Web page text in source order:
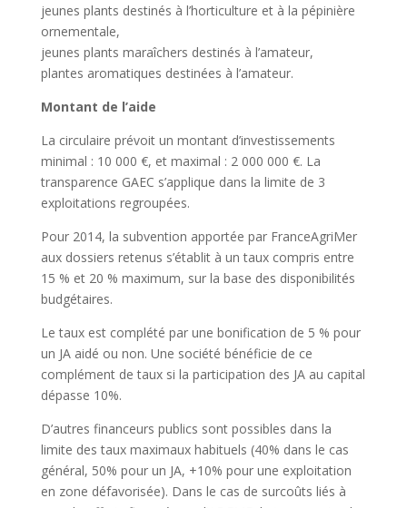
jeunes plants destinés à l’horticulture et à la pépinière
ornementale,
jeunes plants maraîchers destinés à l’amateur,
plantes aromatiques destinées à l’amateur.
Montant de l’aide
La circulaire prévoit un montant d’investissements
minimal : 10 000 €, et maximal : 2 000 000 €. La
transparence GAEC s’applique dans la limite de 3
exploitations regroupées.
Pour 2014, la subvention apportée par FranceAgriMer
aux dossiers retenus s’établit à un taux compris entre
15 % et 20 % maximum, sur la base des disponibilités
budgétaires.
Le taux est complété par une bonification de 5 % pour
un JA aidé ou non. Une société bénéficie de ce
complément de taux si la participation des JA au capital
dépasse 10%.
D’autres financeurs publics sont possibles dans la
limite des taux maximaux habituels (40% dans le cas
général, 50% pour un JA, +10% pour une exploitation
en zone défavorisée). Dans le cas de surcoûts liés à